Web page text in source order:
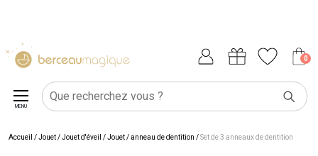
0
MENU
Accueil /Jouet/Jouet d'éveil /Jouet / anneau de dentition /Set de 3 anneaux de dentition